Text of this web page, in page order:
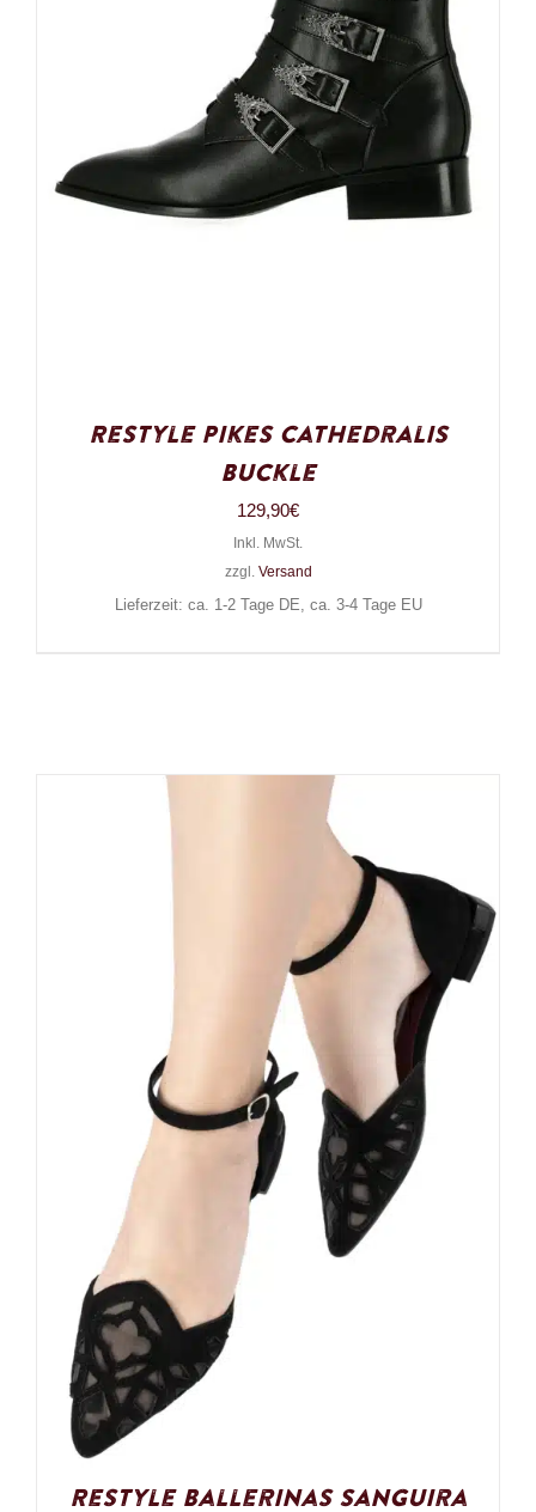
Restyle Pikes Cathedralis
Buckle
129,90€
Inkl. MwSt.
zzgl. Versand
Lieferzeit: ca. 1-2 Tage DE, ca. 3-4 Tage EU
Restyle Ballerinas Sanguira